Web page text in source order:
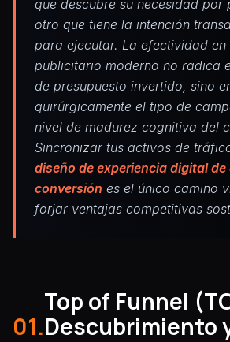
que descubre su necesidad por
otro que tiene la intención
para ejecutar. La efectividad en
publicitario moderno no radica
de presupuesto invertido, sino
quirúrgicamente el tipo de
nivel de madurez cognitiva del
Sincronizar tus activos de
diseño de experiencia digital de
conversión es el único camino
forjar ventajas competitivas
01.
Top of Funnel
Descubrimiento